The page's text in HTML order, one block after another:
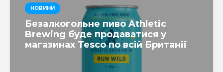
НОВИНИ
Безалкогольне пиво Athletic
Brewing буде продаватися у
магазинах Tesco по всій Британії